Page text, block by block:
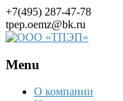
+7(495) 287-47-78
tpep.oemz@bk.ru
Menu
Skip
О компании